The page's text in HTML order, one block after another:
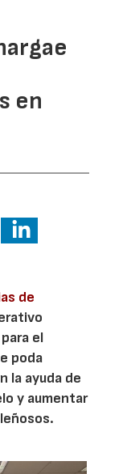
en
de
el
poda
la ayuda de
y aumentar